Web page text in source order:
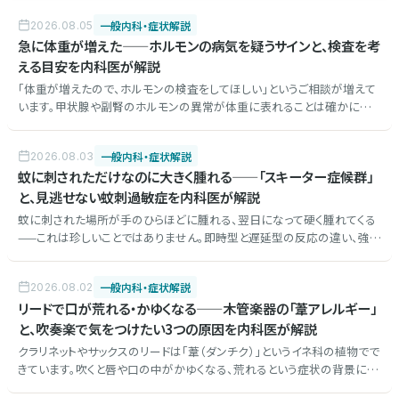
内科医が解説します。
2026.08.05 一般内科・症状解説
急に体重が増えた——ホルモンの病気を疑うサインと、検査を考
える目安を内科医が解説
「体重が増えたので、ホルモンの検査をしてほしい」というご相談が増えて
います。甲状腺や副腎のホルモンの異常が体重に表れることは確かにあ
るのかを内科医が解説します。
2026.08.03 一般内科・症状解説
蚊に刺されただけなのに大きく腫れる——「スキーター症候群」
と、見逃せない蚊刺過敏症を内科医が解説
蚊に刺された場所が手のひらほどに腫れる、翌日になって硬く腫れてくる
——これは珍しいことではありません。即時型と遅延型の反応の違い、強く
2026.08.02 一般内科・症状解説
リードで口が荒れる・かゆくなる——木管楽器の「葦アレルギー」
と、吹奏楽で気をつけたい3つの原因を内科医が解説
クラリネットやサックスのリードは「葦（ダンチク）」というイネ科の植物でで
きています。吹くと唇や口の中がかゆくなる、荒れるという症状の背景に